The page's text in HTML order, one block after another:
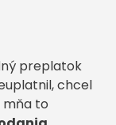
preplatok
chcel
mňa to